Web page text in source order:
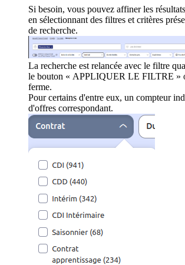
Si besoin, vous pouvez affiner les
en sélectionnant des filtres et critères
de recherche.
La recherche est relancée avec le filtre
le bouton « APPLIQUER LE FILTRE »
ferme.
Pour certains d'entre eux, un compteur
d'offres correspondant.